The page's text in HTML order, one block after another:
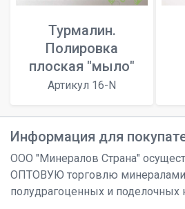
Турмалин.
Полировка
плоская "мыло"
Артикул 16-N
Информация для
ООО "Минералов Страна"
ОПТОВУЮ торговлю минералами
полудрагоценных и поделочных